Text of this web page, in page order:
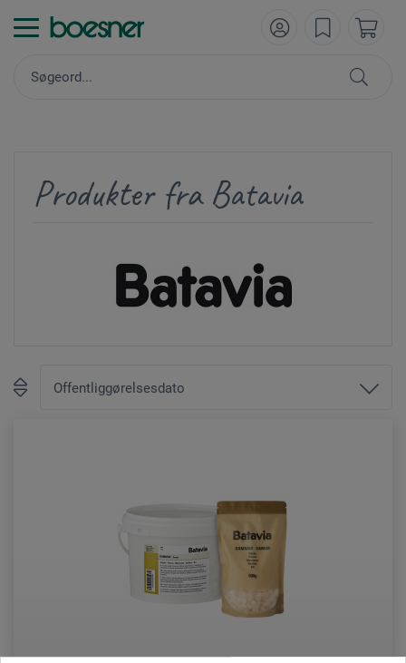
Produkter fra Batavia